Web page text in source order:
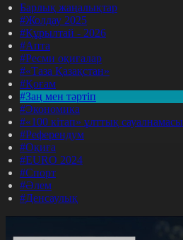
Барлық жаңалықтар
#Жолдау 2025
#Құрылтай - 2026
#Апта
#Ресми оқиғалар
#«Таза Қазақстан»
#Қоғам
#Заң мен тәртіп
#Экономика
#«100 кітап» ұлттық сауалнамасы
#Референдум
#Оқиға
#EURO 2024
#Спорт
#Әлем
#Денсаулық